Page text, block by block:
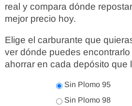
real y compara dónde
mejor precio hoy.
Elige el carburante que
ver dónde puedes
ahorrar en cada depósito que
Sin Plomo 95
Sin Plomo 98